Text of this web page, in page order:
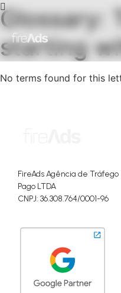
Glossary:
starting
No terms found for this
FireAds Agência de Tráfego
Pago LTDA
CNPJ: 36.308.764/0001-96